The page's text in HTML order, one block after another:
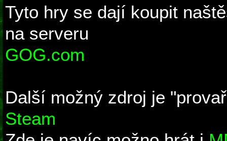
Tyto hry se dají koupit
na serveru
GOG.com
Další možný zdroj je
Steam